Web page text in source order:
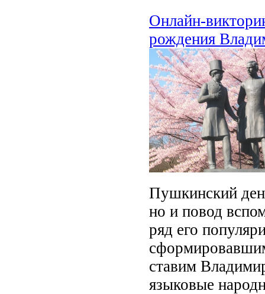
Онлайн-
рождения
Пушкинский
но и повод
ряд его
ставим
языковые